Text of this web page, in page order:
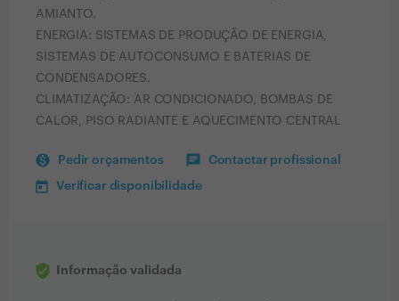
AMIANTO.
ENERGIA: SISTEMAS DE PRODUÇÃO DE ENERGIA,
SISTEMAS DE AUTOCONSUMO E BATERIAS DE
CONDENSADORES.
CLIMATIZAÇÃO: AR CONDICIONADO, BOMBAS DE
CALOR, PISO RADIANTE E AQUECIMENTO CENTRAL
Pedir orçamentos Contactar profissional
Verificar disponibilidade
Informação validada